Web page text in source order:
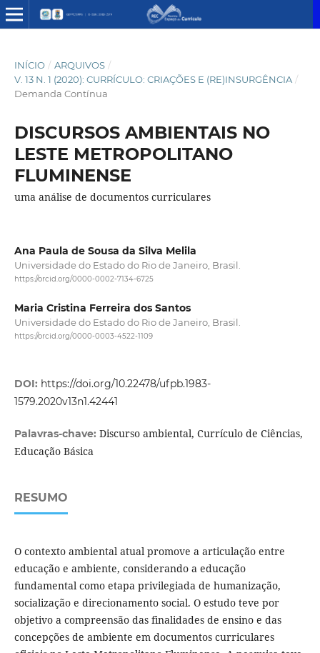
INÍCIO / ARQUIVOS /
V. 13 N. 1 (2020): CURRÍCULO: CRIAÇÕES E (RE)INSURGÊNCIA /
Demanda Contínua
DISCURSOS AMBIENTAIS NO
LESTE METROPOLITANO
FLUMINENSE
uma análise de documentos curriculares
Ana Paula de Sousa da Silva Melila
Universidade do Estado do Rio de Janeiro, Brasil.
https://orcid.org/0000-0002-7134-6725
Maria Cristina Ferreira dos Santos
Universidade do Estado do Rio de Janeiro, Brasil.
https://orcid.org/0000-0003-4522-1109
DOI: https://doi.org/10.22478/ufpb.1983-
1579.2020v13n1.42441
Palavras-chave: Discurso ambiental, Currículo de Ciências,
Educação Básica
RESUMO
O contexto ambiental atual promove a articulação entre
educação e ambiente, considerando a educação
fundamental como etapa privilegiada de humanização,
socialização e direcionamento social. O estudo teve por
objetivo a compreensão das finalidades de ensino e das
concepções de ambiente em documentos curriculares